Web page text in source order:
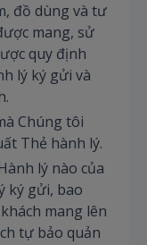
đồ dùng và tư
mang, sử
quy định
lý ký gửi và
Chúng tôi
Thẻ hành lý.
lý nào của
ký gửi, bao
mang lên
tự bảo quản